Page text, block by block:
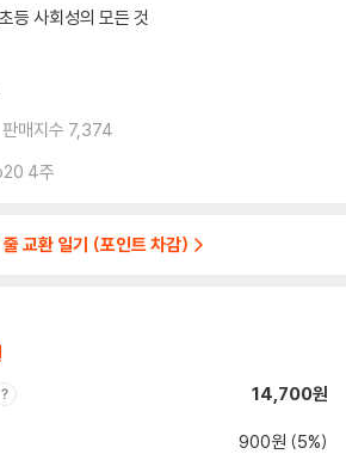
등 사회성의 모든 것
판매지수 7,374
4주
줄 교환 일기 (포인트 차감)
14,700원
900원 (5%)